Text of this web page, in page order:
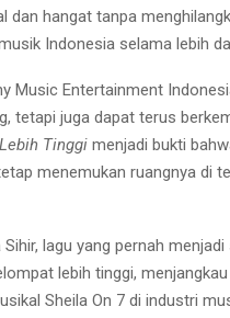
dan hangat tanpa
Indonesia selama lebih
Music Entertainment
tetapi juga dapat terus
Tinggi menjadi bukti
menemukan ruangnya di
lagu yang pernah
lebih tinggi,
Sheila On 7 di industri